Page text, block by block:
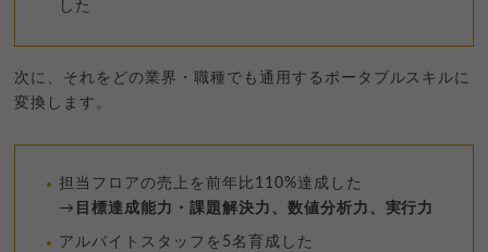
した
次に、それをどの業界・職種でも通用するポータブルスキルに
変換します。
担当フロアの売上を前年比110%達成した
→ 目標達成能力・課題解決力、数値分析力、実行力
アルバイトスタッフを5名育成した